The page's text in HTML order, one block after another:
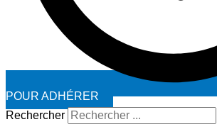
POUR ADHÉRER
Rechercher